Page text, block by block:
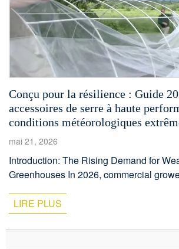
Conçu pour la résilience : Guide
accessoires de serre à haute
conditions météorologiques
mai 21, 2026
Introduction: The Rising Demand for
Greenhouses In 2026, commercial
Asia face a new normal: increasingly
weather events. A 2025 report by the
Organization (FAO) highlighted that
LIRE PLUS